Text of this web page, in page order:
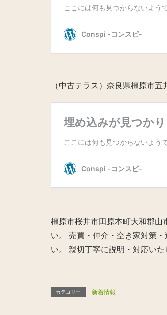
（中古テラス）奈良県橿原市
橿原市桜井市田原本町大和郡山
い。 売買・仲介・空き家対策
い。 親切丁寧に説明・対応いた
カテゴリー 新着情報